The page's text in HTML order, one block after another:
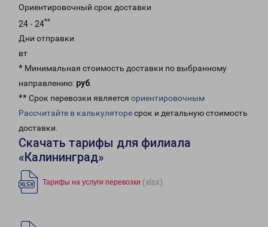
Ориентировочный срок доставки
24 - 24**
Дни отправки
вт
* Минимальная стоимость доставки по выбранному
направлению: руб.
** Срок перевозки является ориентировочным
Рассчитайте в калькуляторесрок и детальную стоимость
доставки.
Скачать тарифы для филиала
«Калининград»
Тарифы на услуги перевозки (xlsx)